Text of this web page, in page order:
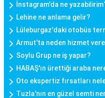
İnstagram'da ne
Lehine ne anlama gelir?
Lüleburgaz'daki otobüs
Armut'ta neden hizmet
Soylu Grup ne iş yapar?
HABAŞ'ın ürettiği araba
Oto ekspertiz fırsatları
Tuzla'nın en güzel semti